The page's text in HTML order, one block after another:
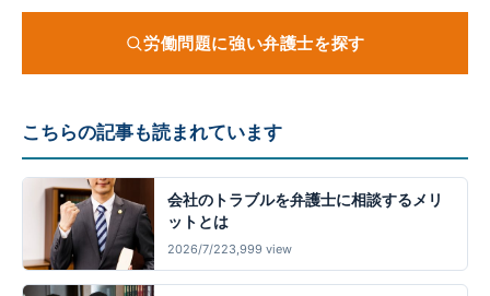
労働問題に強い弁護士を探す
こちらの記事も読まれています
会社のトラブルを弁護士に相談するメリ
ットとは
2026/7/223,999 view